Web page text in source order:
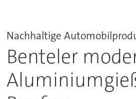
Nachhaltige
Benteler